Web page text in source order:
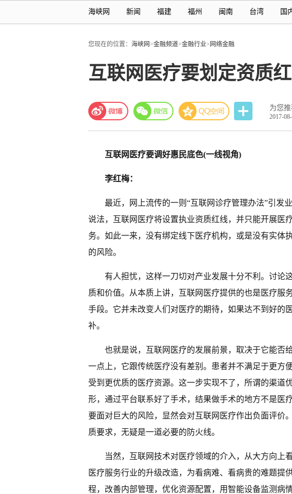
海峡网 新闻 福建 福州 闽南 台湾 国
您现在的位置： 海峡网>金融频道>金融行业> 网络金融
互联网医疗要划定资质
为您
2017-
互联网医疗要调好惠民底色(一线视角)
李红梅：
最近，网上流传的一则“互联网诊疗管理办法”引发
说法，互联网医疗将设置执业资质红线，并只能开展医
务。如此一来，没有绑定线下医疗机构，或是没有实体
的风险。
有人担忧，这样一刀切对产业发展十分不利。讨论
质和价值。从本质上讲，互联网医疗提供的也是医疗服
手段。它并未改变人们对医疗的期待，如果达不到好的
补。
也就是说，互联网医疗的发展前景，取决于它能否
一点上，它跟传统医疗没有差别。患者并不满足于更方
受到更优质的医疗资源。这一步实现不了，所谓的渠道
形，通过平台联系好了手术，结果做手术的地方不是医
要面对巨大的风险，显然会对互联网医疗作出负面评价
质要求，无疑是一道必要的防火线。
当然，互联网技术对医疗领域的介入，从大方向上
医疗服务行业的升级改造，为看病难、看病贵的难题提
程，改善内部管理，优化资源配置，用智能设备监测病